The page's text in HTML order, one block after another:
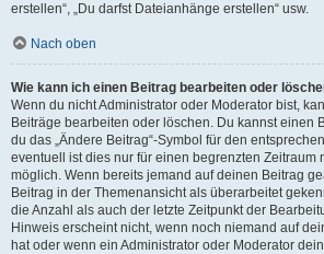
erstellen“, „Du darfst Dateianhänge erstellen“ usw.
Nach oben
Wie kann ich einen Beitrag bearbeiten oder
Wenn du nicht Administrator oder Moderator bist,
Beiträge bearbeiten oder löschen. Du kannst einen
du das „Ändere Beitrag“-Symbol für den
eventuell ist dies nur für einen begrenzten Zeitraum
möglich. Wenn bereits jemand auf deinen Beitrag
Beitrag in der Themenansicht als überarbeitet
die Anzahl als auch der letzte Zeitpunkt der
Hinweis erscheint nicht, wenn noch niemand auf
hat oder wenn ein Administrator oder Moderator